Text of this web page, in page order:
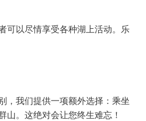
可以尽情享受各种湖上活动。乐
，我们提供一项额外选择：乘坐
山。这绝对会让您终生难忘！